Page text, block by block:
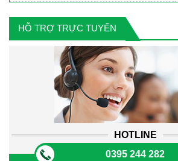
HỖ TRỢ TRỰC TUYẾN
HOTLINE
0395 244 282